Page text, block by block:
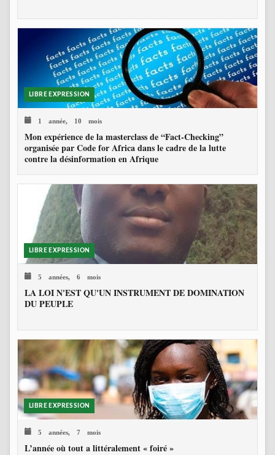
LIBRE EXPRESSION
1 année, 10 mois
Mon expérience de la masterclass de “Fact-Checking”
organisée par Code for Africa dans le cadre de la lutte
contre la désinformation en Afrique
LIBRE EXPRESSION
5 années, 6 mois
LA LOI N'EST QU'UN INSTRUMENT DE DOMINATION
DU PEUPLE
LIBRE EXPRESSION
5 années, 7 mois
L’année où tout a littéralement « foiré »